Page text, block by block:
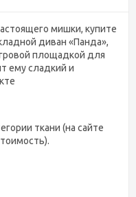
мишки, купите
диван «Панда»,
площадкой для
ему сладкий и
ткани (на сайте